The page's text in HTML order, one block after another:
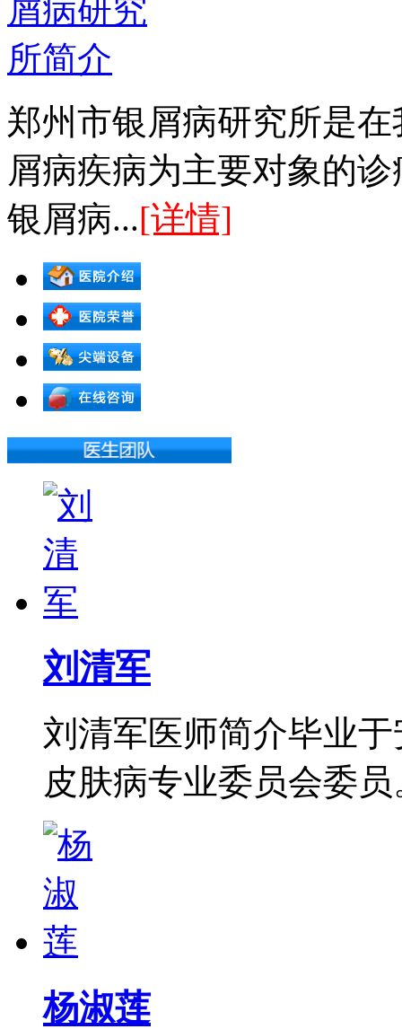
郑州市银屑病研究所是
屑病疾病为主要对象的
银屑病...[详情]
刘清军
刘清军医师简介毕业
皮肤病专业委员会委员
杨淑莲